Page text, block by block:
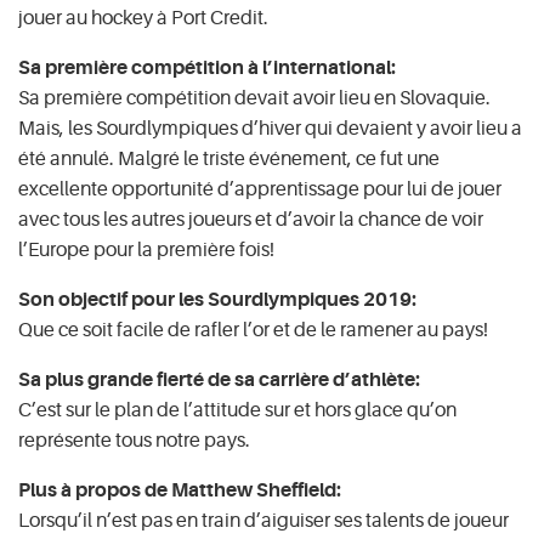
jouer au hockey à Port Credit.
Sa première compétition à l’international:
Sa première compétition devait avoir lieu en Slovaquie.
Mais, les Sourdlympiques d’hiver qui devaient y avoir lieu a
été annulé. Malgré le triste événement, ce fut une
excellente opportunité d’apprentissage pour lui de jouer
avec tous les autres joueurs et d’avoir la chance de voir
l’Europe pour la première fois!
Son objectif pour les Sourdlympiques 2019:
Que ce soit facile de rafler l’or et de le ramener au pays!
Sa plus grande fierté de sa carrière d’athlète:
C’est sur le plan de l’attitude sur et hors glace qu’on
représente tous notre pays.
Plus à propos de Matthew Sheffield:
Lorsqu’il n’est pas en train d’aiguiser ses talents de joueur